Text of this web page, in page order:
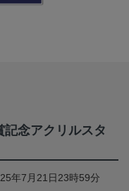
念アクリルスタ
年7月21日23時59分